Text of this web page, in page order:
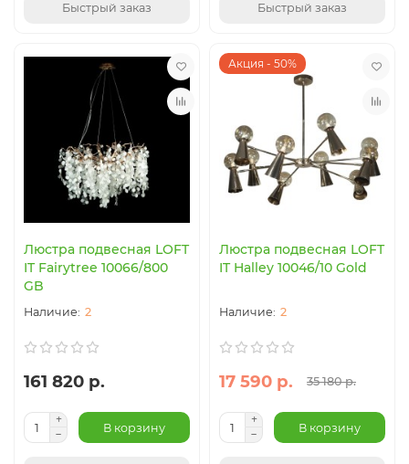
Быстрый заказ Быстрый заказ
Люстра подвесная LOFT
IT Fairytree 10066/800
GB
2
161 820 р.
В корзину
Акция - 50%
Люстра подвесная LOFT
IT Halley 10046/10 Gold
2
17 590 р. 35 180 р.
В корзину